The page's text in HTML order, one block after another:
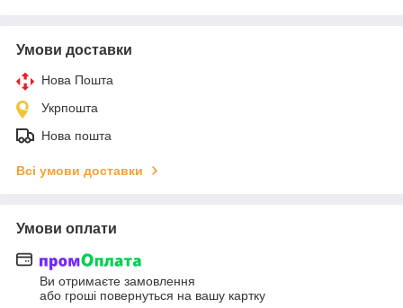
Умови доставки
Нова Пошта
Укрпошта
Нова пошта
Всі умови доставки
Умови оплати
Ви отримаєте замовлення
або гроші повернуться на вашу картку